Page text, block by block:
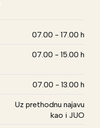
07.00 - 17.00 h
07.00 - 15.00 h
07.00 - 13.00 h
Uz prethodnu najavu
kao i JUO